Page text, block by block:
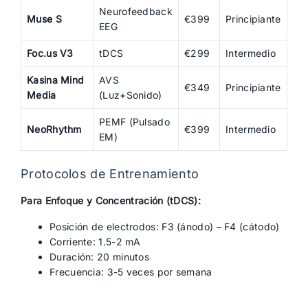
Muse S
Neurofeedback
EEG
€399 Principiante
Foc.us V3 tDCS €299 Intermedio
Kasina Mind
Media
AVS
(Luz+Sonido)
€349 Principiante
NeoRhythm
PEMF (Pulsado
EM)
€399 Intermedio
Protocolos de Entrenamiento
Para Enfoque y Concentración (tDCS):
Posición de electrodos: F3 (ánodo) – F4 (cátodo)
Corriente: 1.5-2 mA
Duración: 20 minutos
Frecuencia: 3-5 veces por semana